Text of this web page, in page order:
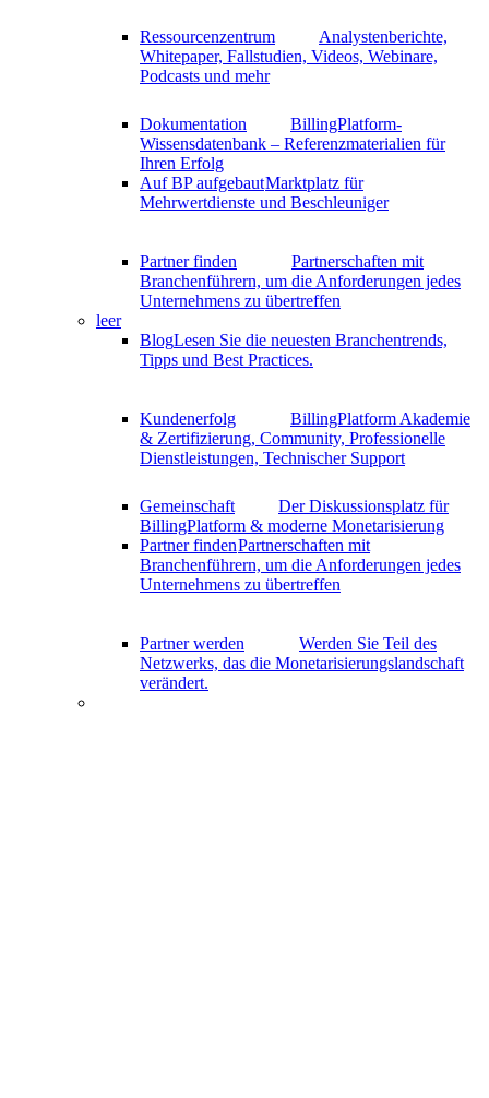
Ressourcenzentrum
Analystenberichte,
Whitepaper, Fallstudien, Videos, Webinare,
Podcasts und mehr
Dokumentation
BillingPlatform-
Wissensdatenbank – Referenzmaterialien für
Ihren Erfolg
Auf BP aufgebautMarktplatz für
Mehrwertdienste und Beschleuniger
Partner finden
Partnerschaften mit
Branchenführern, um die Anforderungen jedes
Unternehmens zu übertreffen
leer
BlogLesen Sie die neuesten Branchentrends,
Tipps und Best Practices.
Kundenerfolg
BillingPlatform Akademie
& Zertifizierung, Community, Professionelle
Dienstleistungen, Technischer Support
Gemeinschaft
Der Diskussionsplatz für
BillingPlatform & moderne Monetarisierung
Partner findenPartnerschaften mit
Branchenführern, um die Anforderungen jedes
Unternehmens zu übertreffen
Partner werden
Werden Sie Teil des
Netzwerks, das die Monetarisierungslandschaft
verändert.